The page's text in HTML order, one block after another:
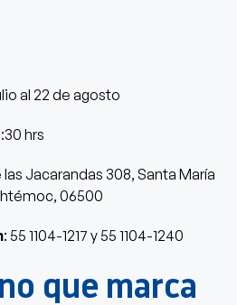
al 22 de agosto
hrs
las Jacarandas 308, Santa María
06500
: 55 1104-1217 y 55 1104-1240
que marca